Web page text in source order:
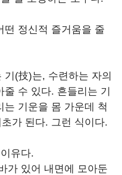
떤 정신적 즐거움을 줄
(技)는, 수련하는 자의
수 있다. 흔들리는 기
는 기운을 몸 가운데 척
가 된다. 그런 식이다.
유다.
가 있어 내면에 모아둔